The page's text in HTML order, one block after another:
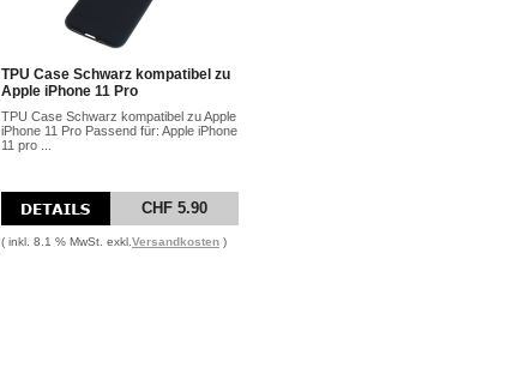
TPU Case Schwarz kompatibel zu
Apple iPhone 11 Pro
TPU Case Schwarz kompatibel zu Apple
iPhone 11 Pro Passend für: Apple iPhone
11 pro ...
CHF 5.90
( inkl. 8.1 % MwSt. exkl. Versandkosten )